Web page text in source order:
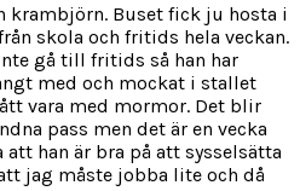
krambjörn. Buset fick ju hosta i
skola och fritids hela veckan.
gå till fritids så han har
med och mockat i stallet
vara med mormor. Det blir
pass men det är en vecka
han är bra på att sysselsätta
jag måste jobba lite och då